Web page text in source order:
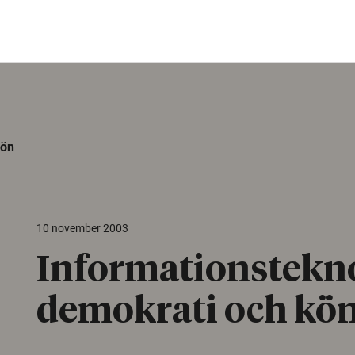
10 november 2003
demokrati och